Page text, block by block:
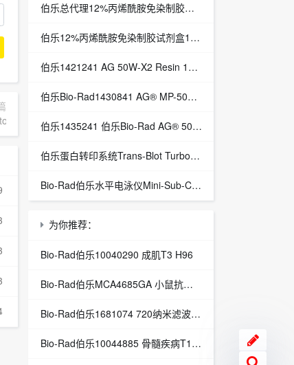
Columns
伯乐总代理12%丙烯酰胺免染制胶试剂盒1610185
伯乐12%丙烯酰胺免染制胶试剂盒1610185
伯乐1421241 AG 50W-X2 Resin 100-200, H, 500 g
伯乐Bio-Rad1430841 AG® MP-50交换树脂
伯乐1435241 伯乐Bio-Rad AG® 50W-X2阳离子交换树脂
伯乐蛋白转印系统Trans-Blot Turbo 伯乐代理1704150
Bio-Rad伯乐水平电泳仪Mini-Sub-Cell-GT 1664400
为你推荐：
Bio-Rad伯乐10040290 成肌T3 H96
Bio-Rad伯乐MCA4685GA 小鼠抗人细胞色素B245重链
Bio-Rad伯乐1681074 720纳米滤波器模型680和iMark阅读器
Bio-Rad伯乐10044885 骨髓疾病T1 R96